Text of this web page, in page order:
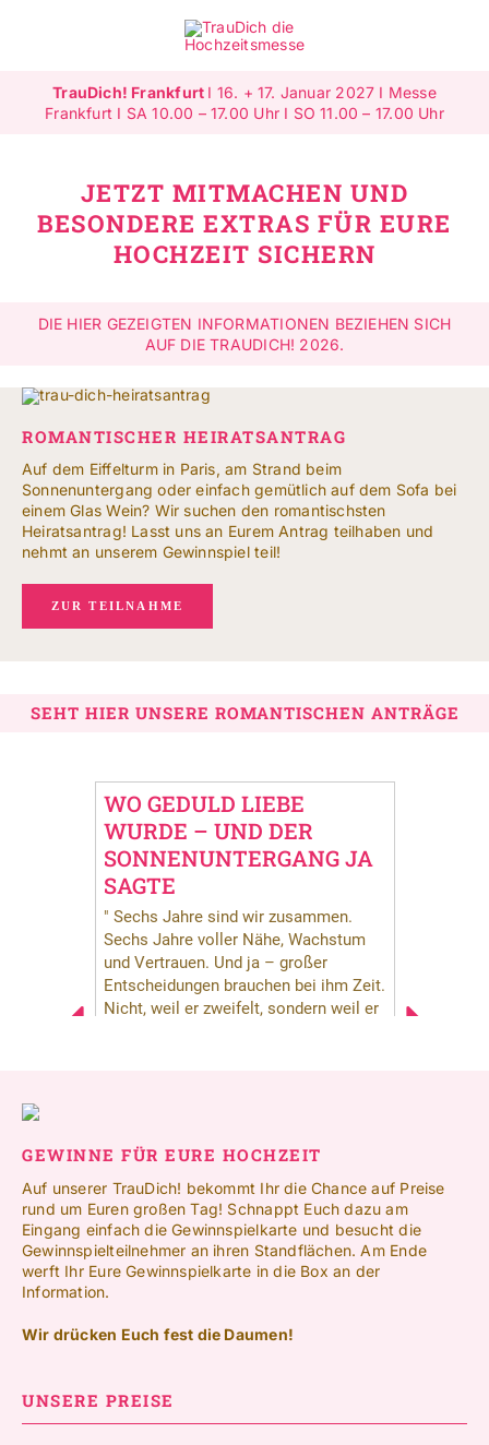
Überblick
Highlights
SUCHE
NACH:
Leichte Sprache
TrauDich! Frankfurt I 16. + 17. Januar 2027 I Messe
Frankfurt I SA 10.00 – 17.00 Uhr I SO 11.00 – 17.00 Uhr
JETZT MITMACHEN UND
BESONDERE EXTRAS FÜR EURE
HOCHZEIT SICHERN
DIE HIER GEZEIGTEN INFORMATIONEN BEZIEHEN SICH
AUF DIE TRAUDICH! 2026.
ROMANTISCHER HEIRATSANTRAG
Auf dem Eiffelturm in Paris, am Strand beim
Sonnenuntergang oder einfach gemütlich auf dem Sofa bei
einem Glas Wein? Wir suchen den romantischsten
Heiratsantrag! Lasst uns an Eurem Antrag teilhaben und
nehmt an unserem Gewinnspiel teil!
ZUR TEILNAHME
SEHT HIER UNSERE ROMANTISCHEN ANTRÄGE
GEWINNE FÜR EURE HOCHZEIT
Auf unserer TrauDich! bekommt Ihr die Chance auf Preise
rund um Euren großen Tag! Schnappt Euch dazu am
Eingang einfach die Gewinnspielkarte und besucht die
Gewinnspielteilnehmer an ihren Standflächen. Am Ende
werft Ihr Eure Gewinnspielkarte in die Box an der
Information.
Wir drücken Euch fest die Daumen!
UNSERE PREISE